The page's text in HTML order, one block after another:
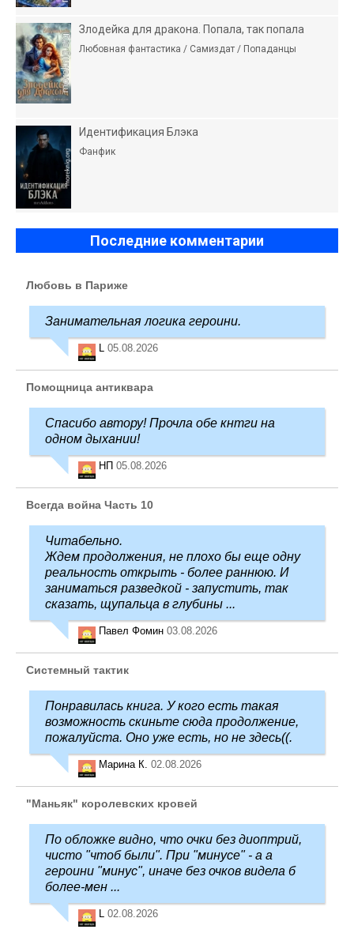
Злодейка для дракона. Попала, так попала
Любовная фантастика / Самиздат / Попаданцы
Идентификация Блэка
Фанфик
Последние комментарии
Любовь в Париже
Занимательная логика героини.
L 05.08.2026
Помощница антиквара
Спасибо автору! Прочла обе кнтги на
одном дыхании!
НП 05.08.2026
Всегда война Часть 10
Читабельно.
Ждем продолжения, не плохо бы еще одну
реальность открыть - более раннюю. И
заниматься разведкой - запустить, так
сказать, щупальца в глубины ...
Павел Фомин 03.08.2026
Системный тактик
Понравилась книга. У кого есть такая
возможность скиньте сюда продолжение,
пожалуйста. Оно уже есть, но не здесь((.
Марина К. 02.08.2026
"Маньяк" королевских кровей
По обложке видно, что очки без диоптрий,
чисто "чтоб были". При "минусе" - а а
героини "минус", иначе без очков видела б
более-мен ...
L 02.08.2026